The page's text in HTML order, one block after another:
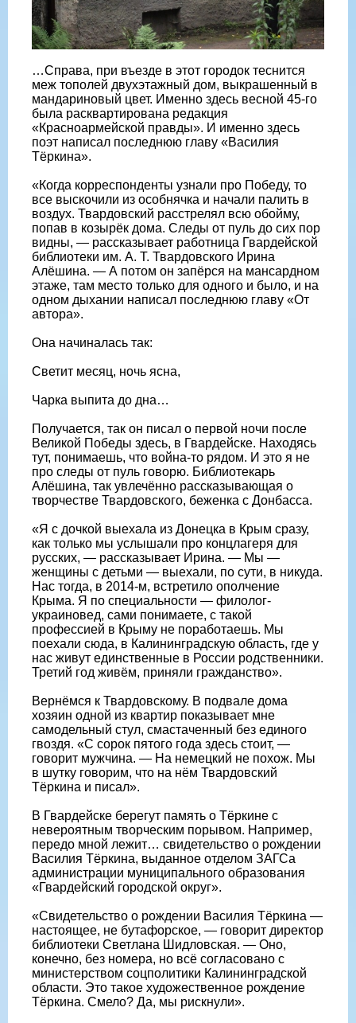
…Справа, при въезде в этот городок теснится
меж тополей двухэтажный дом, выкрашенный в
мандариновый цвет. Именно здесь весной 45-го
была расквартирована редакция
«Красноармейской правды». И именно здесь
поэт написал последнюю главу «Василия
Тёркина».
«Когда корреспонденты узнали про Победу, то
все выскочили из особнячка и начали палить в
воздух. Твардовский расстрелял всю обойму,
попав в козырёк дома. Следы от пуль до сих пор
видны, — рассказывает работница Гвардейской
библиотеки им. А. Т. Твардовского Ирина
Алёшина. — А потом он запёрся на мансардном
этаже, там место только для одного и было, и на
одном дыхании написал последнюю главу «От
автора».
Она начиналась так:
Светит месяц, ночь ясна,
Чарка выпита до дна…
Получается, так он писал о первой ночи после
Великой Победы здесь, в Гвардейске. Находясь
тут, понимаешь, что война-то рядом. И это я не
про следы от пуль говорю. Библиотекарь
Алёшина, так увлечённо рассказывающая о
творчестве Твардовского, беженка с Донбасса.
«Я с дочкой выехала из Донецка в Крым сразу,
как только мы услышали про концлагеря для
русских, — рассказывает Ирина. — Мы —
женщины с детьми — выехали, по сути, в никуда.
Нас тогда, в 2014-м, встретило ополчение
Крыма. Я по специальности — филолог-
украиновед, сами понимаете, с такой
профессией в Крыму не поработаешь. Мы
поехали сюда, в Калининградскую область, где у
нас живут единственные в России родственники.
Третий год живём, приняли гражданство».
Вернёмся к Твардовскому. В подвале дома
хозяин одной из квартир показывает мне
самодельный стул, смастаченный без единого
гвоздя. «С сорок пятого года здесь стоит, —
говорит мужчина. — На немецкий не похож. Мы
в шутку говорим, что на нём Твардовский
Тёркина и писал».
В Гвардейске берегут память о Тёркине с
невероятным творческим порывом. Например,
передо мной лежит… свидетельство о рождении
Василия Тёркина, выданное отделом ЗАГСа
администрации муниципального образования
«Гвардейский городской округ».
«Свидетельство о рождении Василия Тёркина —
настоящее, не бутафорское, — говорит директор
библиотеки Светлана Шидловская. — Оно,
конечно, без номера, но всё согласовано с
министерством соцполитики Калининградской
области. Это такое художественное рождение
Тёркина. Смело? Да, мы рискнули».